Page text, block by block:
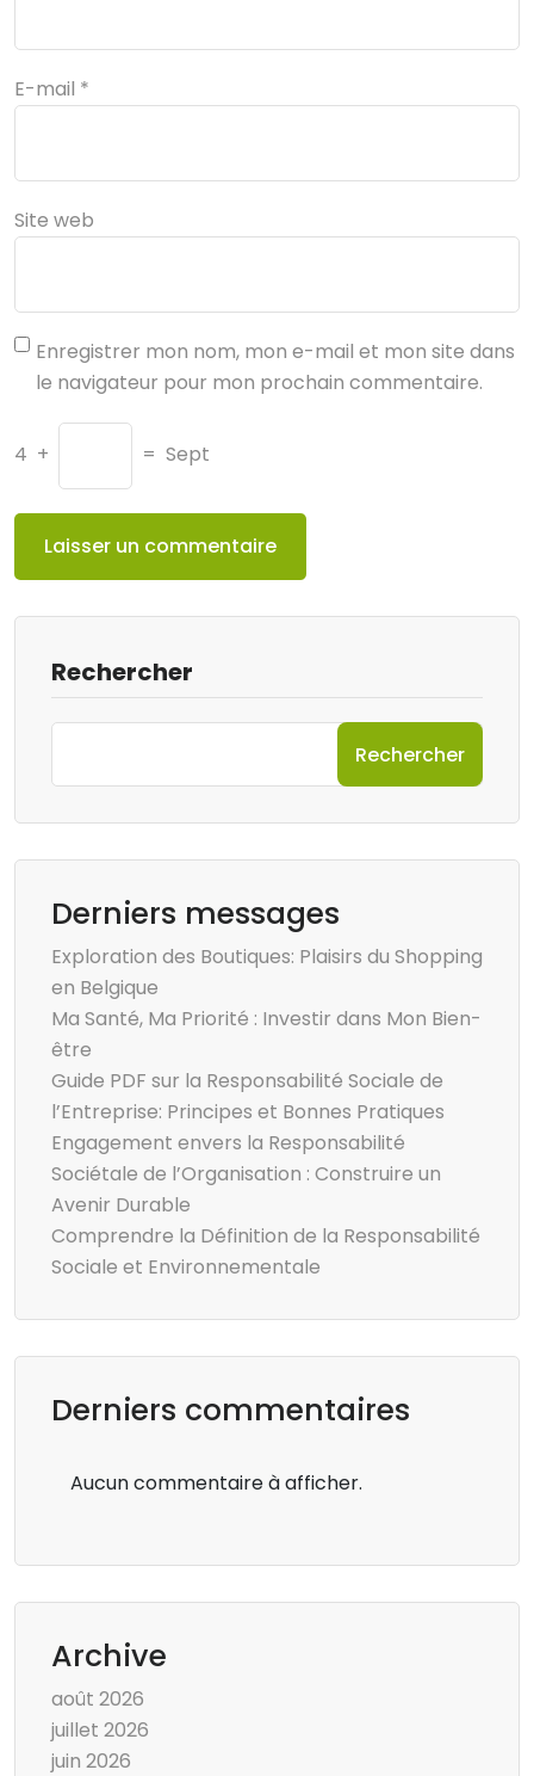
E-mail *
Site web
Enregistrer mon nom, mon e-mail et mon site dans
le navigateur pour mon prochain commentaire.
4 + = Sept
Rechercher
Rechercher
Derniers messages
Exploration des Boutiques: Plaisirs du Shopping
en Belgique
Ma Santé, Ma Priorité : Investir dans Mon Bien-
être
Guide PDF sur la Responsabilité Sociale de
l’Entreprise: Principes et Bonnes Pratiques
Engagement envers la Responsabilité
Sociétale de l’Organisation : Construire un
Avenir Durable
Comprendre la Définition de la Responsabilité
Sociale et Environnementale
Derniers commentaires
Aucun commentaire à afficher.
Archive
août 2026
juillet 2026
juin 2026